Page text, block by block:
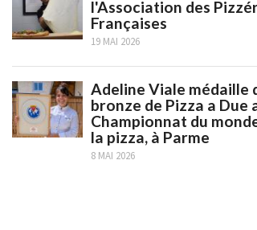
l'Association des
Françaises
19 MAI 2026
Adeline Viale médaille
bronze de Pizza a Due
Championnat du
la pizza, à Parme
8 MAI 2026